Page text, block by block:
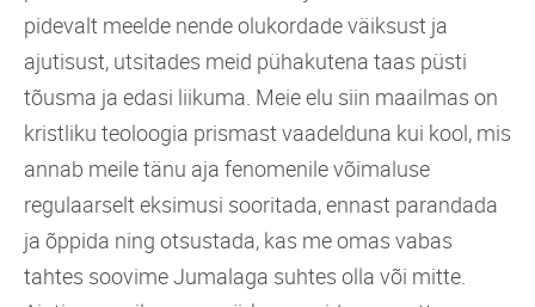
pidevalt meelde nende olukordade väiksust ja
ajutisust, utsitades meid pühakutena taas püsti
tõusma ja edasi liikuma. Meie elu siin maailmas on
kristliku teoloogia prismast vaadelduna kui kool, mis
annab meile tänu aja fenomenile võimaluse
regulaarselt eksimusi sooritada, ennast parandada
ja õppida ning otsustada, kas me omas vabas
tahtes soovime Jumalaga suhtes olla või mitte.